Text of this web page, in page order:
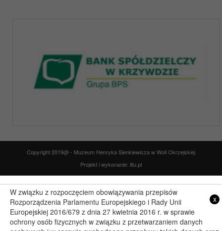
Copyright 2019@ - Muzeum Henryka Sienkiewicza w Woli Okrzejskiej
Projekt i wykonanie: itlu.pl
x
W związku z rozpoczęciem obowiązywania przepisów
Rozporządzenia Parlamentu Europejskiego i Rady Unii
Europejskiej 2016/679 z dnia 27 kwietnia 2016 r. w sprawie
ochrony osób fizycznych w związku z przetwarzaniem danych